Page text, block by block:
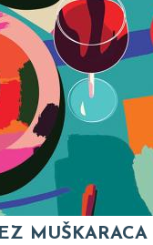
MUŠKARACA